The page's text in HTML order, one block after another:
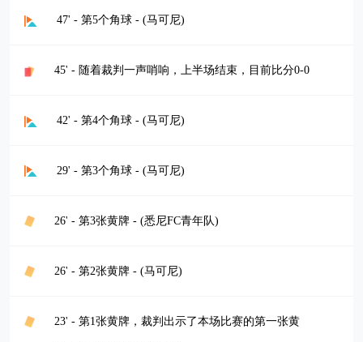
47' - 第5个角球 - (马可尼)
45' - 随着裁判一声哨响，上半场结束，目前比分0-0
42' - 第4个角球 - (马可尼)
29' - 第3个角球 - (马可尼)
26' - 第3张黄牌 - (悉尼FC青年队)
26' - 第2张黄牌 - (马可尼)
23' - 第1张黄牌，裁判出示了本场比赛的第一张黄